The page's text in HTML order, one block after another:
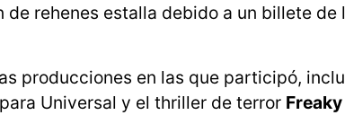
rehenes estalla debido a un billete de
producciones en las que participó,
para Universal y el thriller de terror